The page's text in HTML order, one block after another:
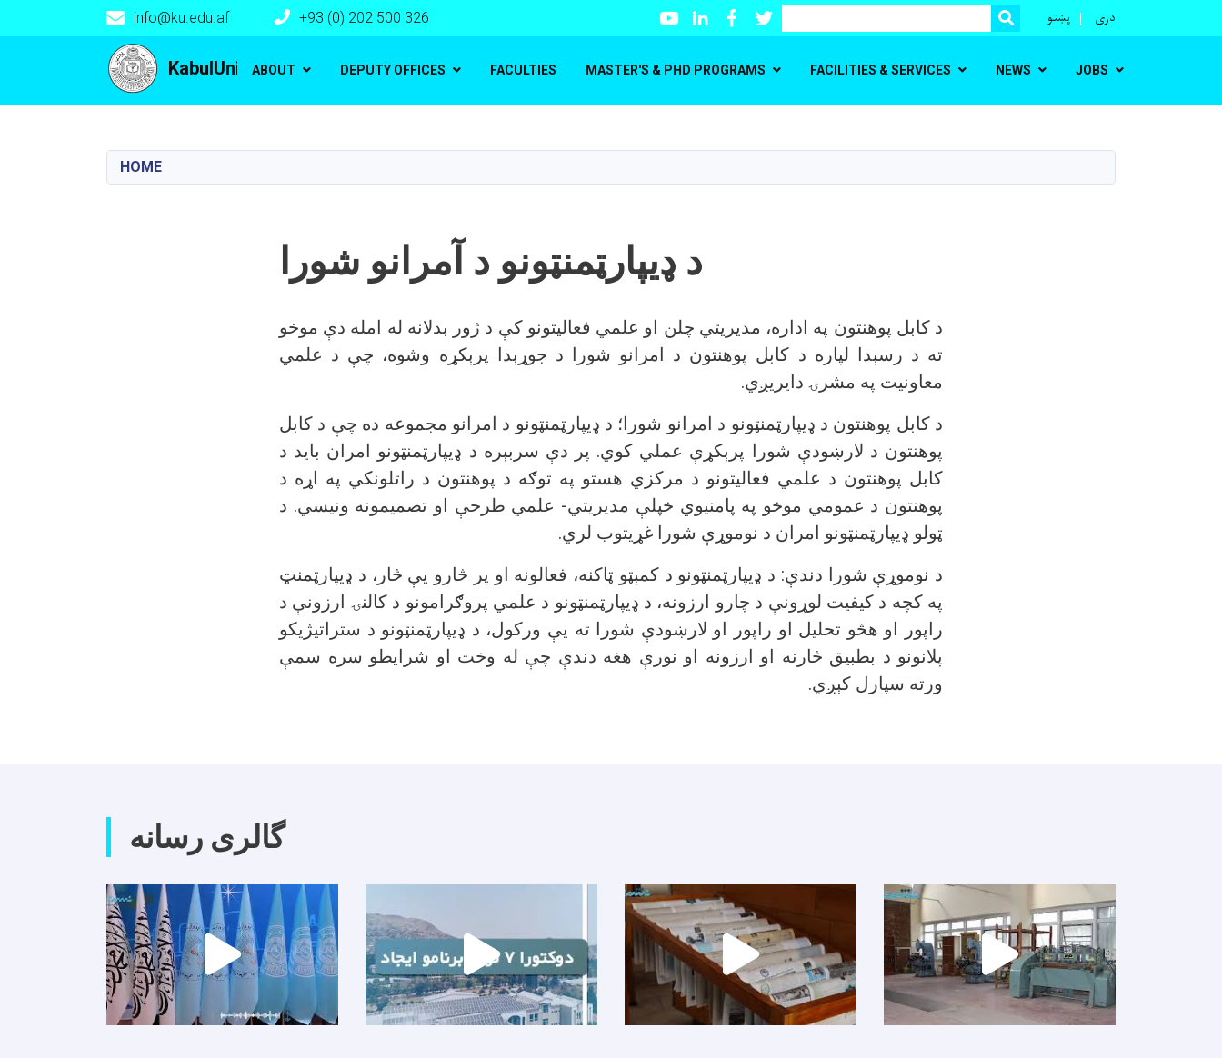
content
KabulUniversity
info@ku.edu.af +93 (0) 202 500 326 YoutubeLinkedInFacebookTwitter
Search SEARCH
پښتو دری
Main navigation
ABOUT DEPUTY OFFICES FACULTIES MASTER'S & PHD PROGRAMS FACILITIES & SERVICES NEWS JOBS
HOME
د ډيپارټمنټونو د آمرانو شورا
د کابل پوهنتون په اداره، مدیریتي چلن او علمي فعالیتونو کې د ژور بدلانه له امله دې موخو
ته د رسېدا لپاره د کابل پوهنتون د امرانو شورا د جوړېدا پرېکړه وشوه، چې د علمي
معاونيت په مشرۍ دايریږي.
د کابل پوهنتون د ډيپارټمنټونو د امرانو شورا؛ د ډيپارټمنټونو د امرانو مجموعه ده چې د کابل
پوهنتون د لارښودې شورا پرېکړې عملي کوي. پر دې سربېره د ډيپارټمنټونو امران باید د
کابل پوهنتون د علمي فعالیتونو د مرکزي هستو په توګه د پوهنتون د راتلونکي په اړه د
پوهنتون د عمومي موخو په پامنیوي خپلې مدیریتي- علمي طرحې او تصمیمونه ونیسي. د
ټولو ډيپارټمنټونو امران د نوموړې شورا غړیتوب لري.
د نوموړې شورا دندې: د ډيپارټمنټونو د کمېټو ټاکنه، فعالونه او پر څارو یې څار، د ډيپارټمنټ
په کچه د کیفیت لوړونې د چارو ارزونه، د ډيپارټمنټونو د علمي پروګرامونو د کالنۍ ارزونې د
راپور او هڅو تحلیل او راپور او لارښودې شورا ته یې ورکول، د ډيپارټمنټونو د ستراتیژیکو
پلانونو د بطبیق څارنه او ارزونه او نورې هغه دندې چې له وخت او شرایطو سره سمې
ورته سپارل کېږي.
گالری رسانه